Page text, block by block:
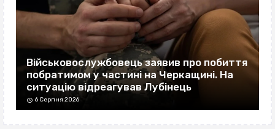
Військовослужбовець заявив про побиття
побратимом у частині на Черкащині. На
ситуацію відреагував Лубінець
6 Серпня 2026